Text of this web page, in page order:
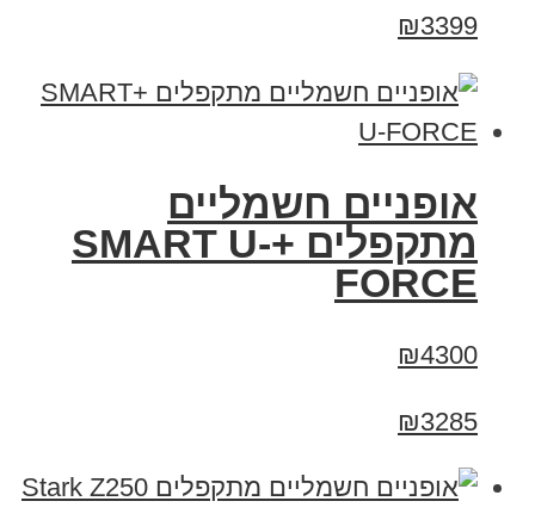
₪3399
אופניים חשמליים
מתקפלים +SMART U-
FORCE
₪4300
₪3285